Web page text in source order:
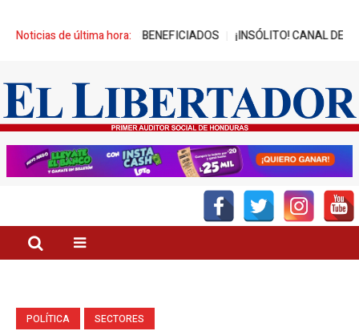
Noticias de última hora:
MIL JÓVENES BENEFICIADOS ¡INSÓLITO! CANAL DEL
POLÍTICA SECTORES